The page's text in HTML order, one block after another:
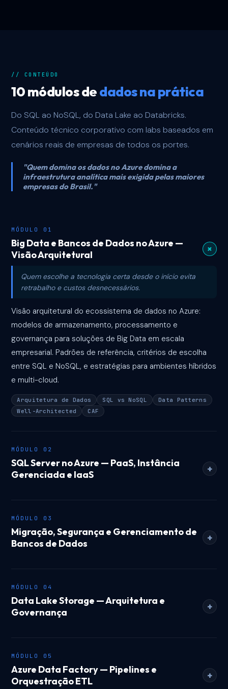
// CONTEÚDO
10 módulos dedados na prática
Do SQL ao NoSQL, do Data Lake ao Databricks.
Conteúdo técnico corporativo com labs baseados em
cenários reais de empresas de todos os portes.
"Quem domina os dados no Azure domina a
infraestrutura analítica mais exigida pelas maiores
empresas do Brasil."
MÓDULO 01
Big Data e Bancos de Dados no Azure —
Visão Arquitetural
+
Quem escolhe a tecnologia certa desde o início evita
retrabalho e custos desnecessários.
Visão arquitetural do ecossistema de dados no Azure:
modelos de armazenamento, processamento e
governança para soluções de Big Data em escala
empresarial. Padrões de referência, critérios de escolha
entre SQL e NoSQL, e estratégias para ambientes híbridos
e multi-cloud.
Arquitetura de Dados SQL vs NoSQL
Data Patterns
Well-Architected
CAF
MÓDULO 02
SQL Server no Azure — PaaS, Instância
Gerenciada e IaaS
+
MÓDULO 03
Migração, Segurança e Gerenciamento de
Bancos de Dados
+
MÓDULO 04
Data Lake Storage — Arquitetura e
Governança
+
MÓDULO 05
Azure Data Factory — Pipelines e
Orquestração ETL
+